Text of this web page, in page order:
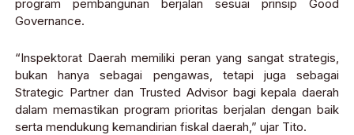
program pembangunan berjalan sesuai prinsip Good
Governance.
“Inspektorat Daerah memiliki peran yang sangat strategis,
bukan hanya sebagai pengawas, tetapi juga sebagai
Strategic Partner dan Trusted Advisor bagi kepala daerah
dalam memastikan program prioritas berjalan dengan baik
serta mendukung kemandirian fiskal daerah,” ujar Tito.